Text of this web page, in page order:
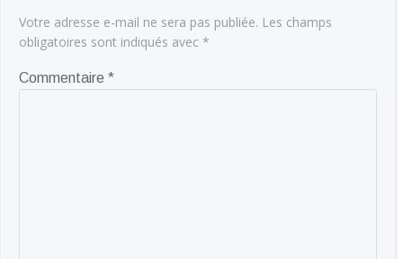
Votre adresse e-mail ne sera pas publiée. Les champs
obligatoires sont indiqués avec *
Commentaire *